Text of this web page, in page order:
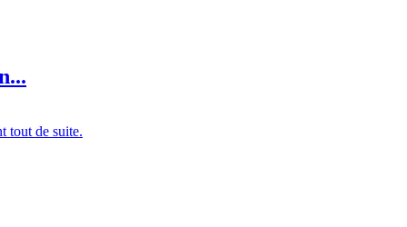
tout de suite.